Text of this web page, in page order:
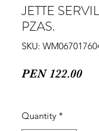
JETTE
PZAS.
SKU:
PEN 122.00
Quantity *